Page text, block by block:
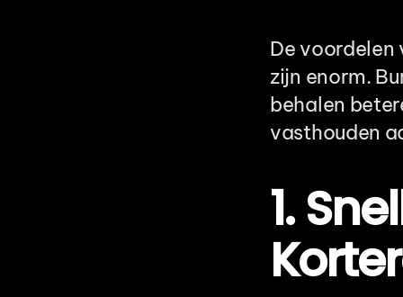
De
zijn enorm.
behalen
vasthouden
1.